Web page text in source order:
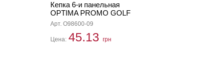
Кепка 6-и панельная
OPTIMA PROMO GOLF
Арт. O98600-09
Цена: 45.13 грн